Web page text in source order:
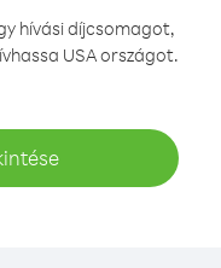
hívási díjcsomagot,
USA országot.